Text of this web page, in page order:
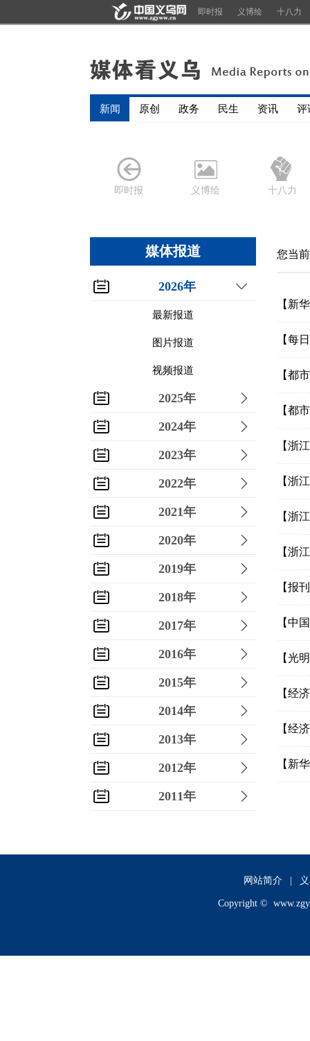
即时报 义博绘 十八力
新闻 原创 政务 民生 资讯 评
即时报 义博绘 十八力
媒体报道
2026年
最新报道
图片报道
视频报道
2025年
2024年
2023年
2022年
2021年
2020年
2019年
2018年
2017年
2016年
2015年
2014年
2013年
2012年
2011年
2009年
您当
【新
【每
【都
【都
【浙
【浙
【浙
【浙
【报
【中
【光
【经
【经
【新
网站简介
Copyright ©